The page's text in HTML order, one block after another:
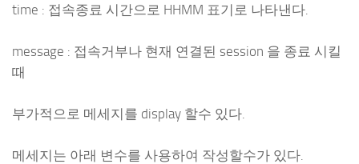
time : 접속종료 시간으로 HHMM 표기로 나타낸다.
message : 접속거부나 현재 연결된 session 을 종료 시킬
때
부가적으로 메세지를 display 할수 있다.
메세지는 아래 변수를 사용하여 작성할수가 있다.